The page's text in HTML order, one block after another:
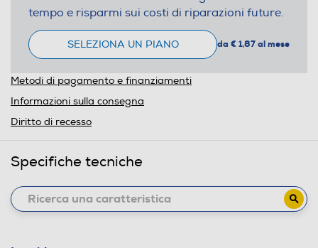
tempo e risparmi sui costi di riparazioni future.
SELEZIONA UN PIANO da € 1,87 al mese
Metodi di pagamento e finanziamenti
Informazioni sulla consegna
Diritto di recesso
Specifiche tecniche